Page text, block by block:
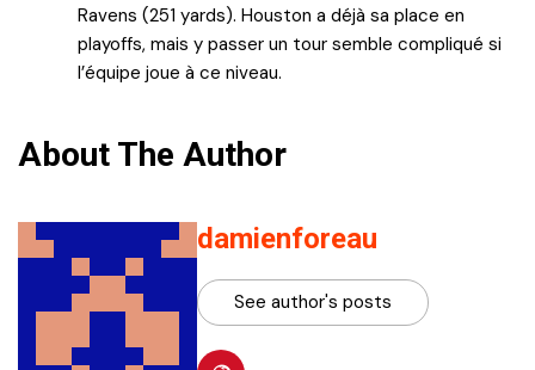
Ravens (251 yards). Houston a déjà sa place en
playoffs, mais y passer un tour semble compliqué si
l’équipe joue à ce niveau.
About The Author
damienforeau
See author's posts